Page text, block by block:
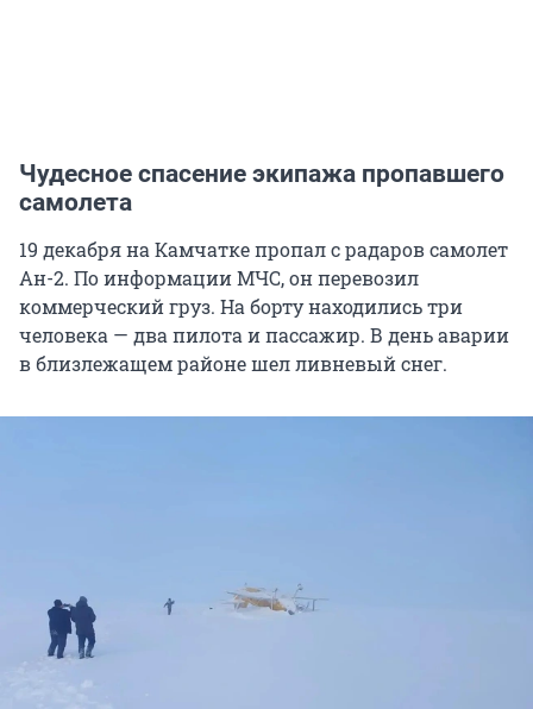
Чудесное спасение экипажа пропавшего
самолета
19 декабря на Камчатке пропал с радаров самолет
Ан-2. По информации МЧС, он перевозил
коммерческий груз. На борту находились три
человека — два пилота и пассажир. В день аварии
в близлежащем районе шел ливневый снег.